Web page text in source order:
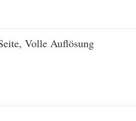
Volle Auflösung